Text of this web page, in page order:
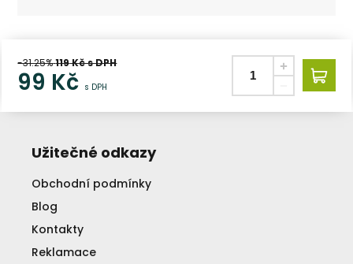
-31.25%119Kč s DPH
99 Kč s DPH
Užitečné odkazy
Obchodní podmínky
Blog
Kontakty
Reklamace